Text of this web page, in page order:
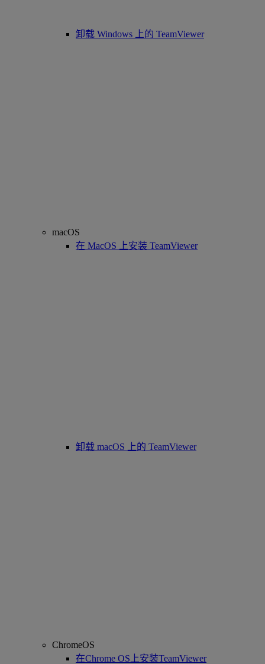
卸载 Windows 上的 TeamViewer
macOS
在 MacOS 上安装 TeamViewer
卸载 macOS 上的 TeamViewer
ChromeOS
在Chrome OS上安装TeamViewer